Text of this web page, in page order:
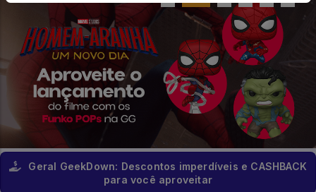
Geral GeekDown: Descontos imperdíveis e CASHBACK
para você aproveitar